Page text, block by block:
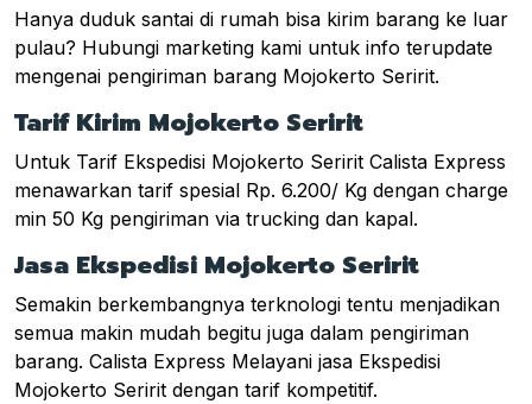
Hanya duduk santai di rumah bisa kirim barang ke luar
pulau? Hubungi marketing kami untuk info terupdate
mengenai pengiriman barang Mojokerto Seririt.
Tarif Kirim Mojokerto Seririt
Untuk Tarif Ekspedisi Mojokerto Seririt Calista Express
menawarkan tarif spesial Rp. 6.200/ Kg dengan charge
min 50 Kg pengiriman via trucking dan kapal.
Jasa Ekspedisi Mojokerto Seririt
Semakin berkembangnya terknologi tentu menjadikan
semua makin mudah begitu juga dalam pengiriman
barang. Calista Express Melayani jasa Ekspedisi
Mojokerto Seririt dengan tarif kompetitif.